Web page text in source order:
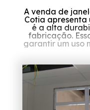
A venda de
Cotia
é a alta
fabricação.
garantir um uso
Quer
janela
Com uma